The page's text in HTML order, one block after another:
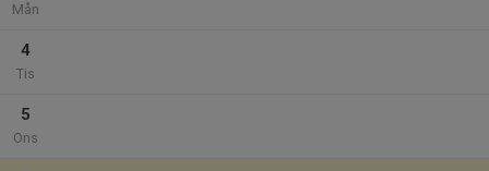
Mån
4
Tis
5
Ons